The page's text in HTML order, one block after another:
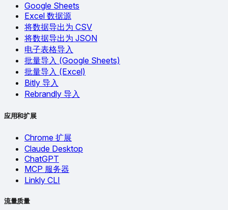
Google Sheets
Excel 数据源
将数据导出为 CSV
将数据导出为 JSON
电子表格导入
批量导入 (Google Sheets)
批量导入 (Excel)
Bitly 导入
Rebrandly 导入
应用和扩展
Chrome 扩展
Claude Desktop
ChatGPT
MCP 服务器
Linkly CLI
流量质量